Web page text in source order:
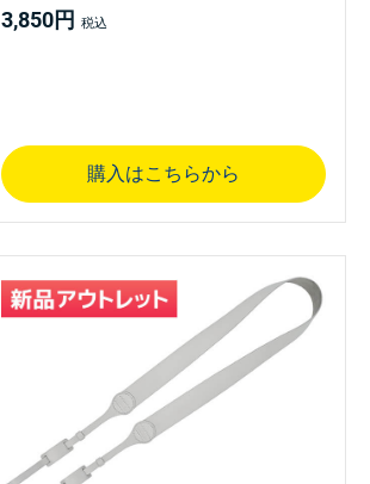
3,850円
購入はこちらから